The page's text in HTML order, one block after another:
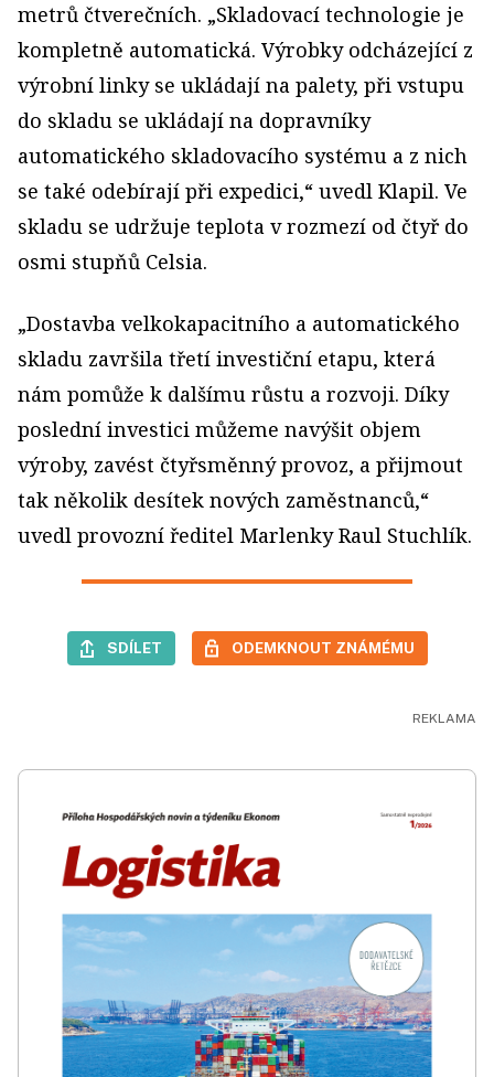
metrů čtverečních. „Skladovací technologie je
kompletně automatická. Výrobky odcházející z
výrobní linky se ukládají na palety, při vstupu
do skladu se ukládají na dopravníky
automatického skladovacího systému a z nich
se také odebírají při expedici,“ uvedl Klapil. Ve
skladu se udržuje teplota v rozmezí od čtyř do
osmi stupňů Celsia.
„Dostavba velkokapacitního a automatického
skladu završila třetí investiční etapu, která
nám pomůže k dalšímu růstu a rozvoji. Díky
poslední investici můžeme navýšit objem
výroby, zavést čtyřsměnný provoz, a přijmout
tak několik desítek nových zaměstnanců,“
uvedl provozní ředitel Marlenky Raul Stuchlík.
SDÍLET ODEMKNOUT ZNÁMÉMU